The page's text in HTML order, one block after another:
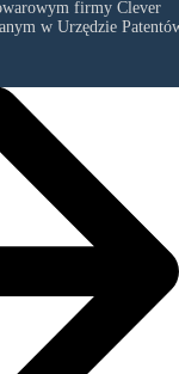
firmy Clever
w Urzędzie